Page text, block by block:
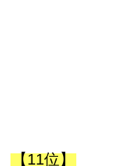
【11位】